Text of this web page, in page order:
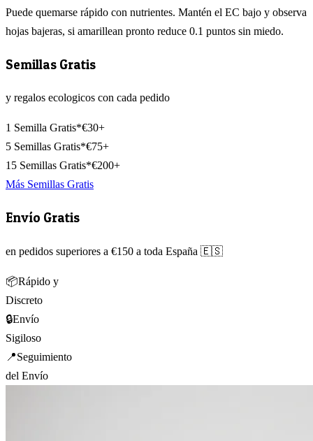
Puede quemarse rápido con nutrientes. Mantén el EC bajo y observa
hojas bajeras, si amarillean pronto reduce 0.1 puntos sin miedo.
Semillas Gratis
y regalos ecologicos con cada pedido
1 Semilla Gratis*€30+
5 Semillas Gratis*€75+
15 Semillas Gratis*€200+
Más Semillas Gratis
Envío Gratis
en pedidos superiores a €150 a toda España 🇪🇸
📦Rápido y
Discreto
🔒Envío
Sigiloso
📍Seguimiento
del Envío